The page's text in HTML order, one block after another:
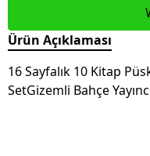
Ürün Açıklaması
16 Sayfalık 10 Kitap
SetGizemli Bahçe